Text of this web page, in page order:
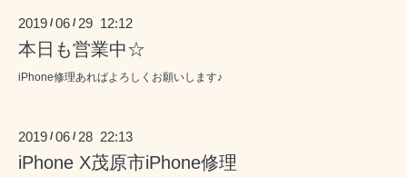
2019 /06 / 29 12:12
本日も営業中☆
iPhone修理あればよろしくお願いします♪
2019 /06 / 28 22:13
iPhone X茂原市iPhone修理